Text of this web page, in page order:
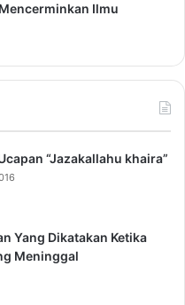
Ilmu
“Jazakallahu khaira”
Yang Dikatakan Ketika
Meninggal